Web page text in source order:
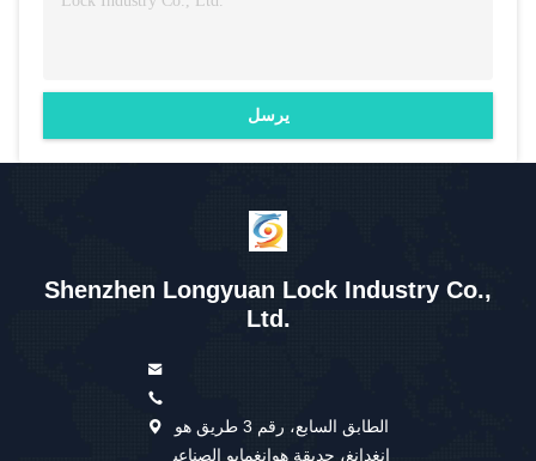
يرسل
Shenzhen Longyuan Lock Industry Co.,
Ltd.
الطابق السابع، رقم 3 طريق هو
انغدانغ، حديقة هوانغمابو الصناعي